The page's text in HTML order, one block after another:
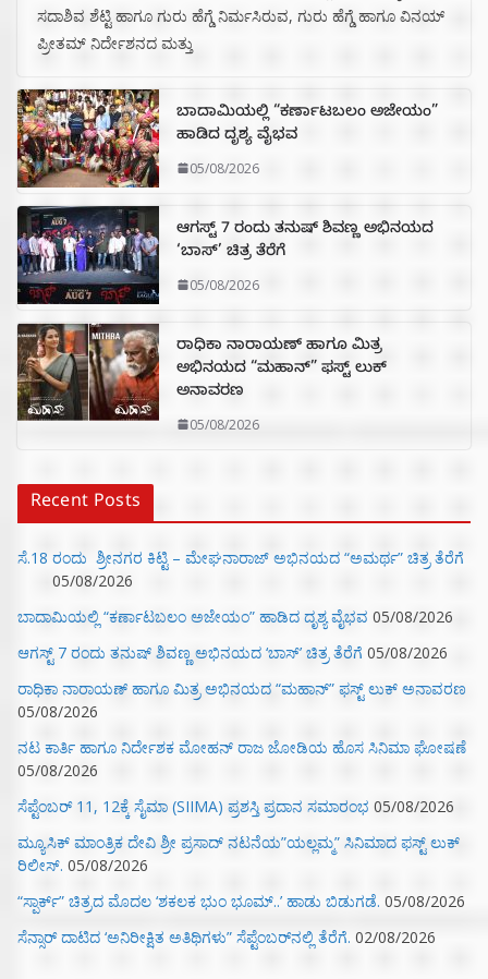
ಸದಾಶಿವ ಶೆಟ್ಟಿ ಹಾಗೂ ಗುರು ಹೆಗ್ಡೆ ನಿರ್ಮಸಿರುವ, ಗುರು ಹೆಗ್ಡೆ ಹಾಗೂ ವಿನಯ್
ಪ್ರೀತಮ್ ನಿರ್ದೇಶನದ ಮತ್ತು
ಬಾದಾಮಿಯಲ್ಲಿ “ಕರ್ಣಾಟಬಲಂ ಅಜೇಯಂ”
ಹಾಡಿದ ದೃಶ್ಯ ವೈಭವ
05/08/2026
ಆಗಸ್ಟ್ 7 ರಂದು ತನುಷ್ ಶಿವಣ್ಣ ಅಭಿನಯದ
‘ಬಾಸ್’ ಚಿತ್ರ ತೆರೆಗೆ
05/08/2026
ರಾಧಿಕಾ ನಾರಾಯಣ್ ಹಾಗೂ ಮಿತ್ರ
ಅಭಿನಯದ “ಮಹಾನ್” ಫಸ್ಟ್ ಲುಕ್
ಅನಾವರಣ
05/08/2026
Recent Posts
ಸೆ.18 ರಂದು ಶ್ರೀನಗರ ಕಿಟ್ಟಿ – ಮೇಘನಾರಾಜ್ ಅಭಿನಯದ “ಅಮರ್ಥ” ಚಿತ್ರ ತೆರೆಗೆ
05/08/2026
ಬಾದಾಮಿಯಲ್ಲಿ “ಕರ್ಣಾಟಬಲಂ ಅಜೇಯಂ” ಹಾಡಿದ ದೃಶ್ಯ ವೈಭವ 05/08/2026
ಆಗಸ್ಟ್ 7 ರಂದು ತನುಷ್ ಶಿವಣ್ಣ ಅಭಿನಯದ ‘ಬಾಸ್’ ಚಿತ್ರ ತೆರೆಗೆ 05/08/2026
ರಾಧಿಕಾ ನಾರಾಯಣ್ ಹಾಗೂ ಮಿತ್ರ ಅಭಿನಯದ “ಮಹಾನ್” ಫಸ್ಟ್ ಲುಕ್ ಅನಾವರಣ
05/08/2026
ನಟ ಕಾರ್ತಿ ಹಾಗೂ ನಿರ್ದೇಶಕ ಮೋಹನ್ ರಾಜ ಜೋಡಿಯ ಹೊಸ ಸಿನಿಮಾ ಘೋಷಣೆ
05/08/2026
ಸೆಪ್ಟೆಂಬರ್ 11, 12ಕ್ಕೆ ಸೈಮಾ (SIIMA) ಪ್ರಶಸ್ತಿ ಪ್ರದಾನ ಸಮಾರಂಭ 05/08/2026
ಮ್ಯೂಸಿಕ್‌ ಮಾಂತ್ರಿಕ ದೇವಿ ಶ್ರೀ ಪ್ರಸಾದ್ ನಟನೆಯ”ಯಲ್ಲಮ್ಮ” ಸಿನಿಮಾದ ಫಸ್ಟ್‌ ಲುಕ್‌
ರಿಲೀಸ್. 05/08/2026
“ಸ್ಪಾರ್ಕ್” ಚಿತ್ರದ ಮೊದಲ‌ ‘ಶಕಲಕ ಭುಂ‌ ಭೂಮ್..’ ಹಾಡು ಬಿಡುಗಡೆ. 05/08/2026
ಸೆನ್ಸಾರ್ ದಾಟಿದ ‘ಅನಿರೀಕ್ಷಿತ ಅತಿಥಿಗಳು” ಸೆಪ್ಟೆಂಬರ್‌ನಲ್ಲಿ ತೆರೆಗೆ. 02/08/2026